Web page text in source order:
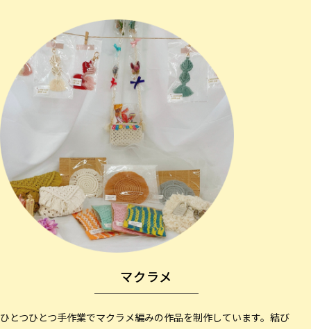
マクラメ
ひとつひとつ手作業でマクラメ編みの作品を制作しています。結び